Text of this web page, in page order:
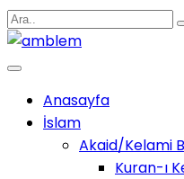
Anasayfa
İslam
Akaid/Kelami
Kuran-ı